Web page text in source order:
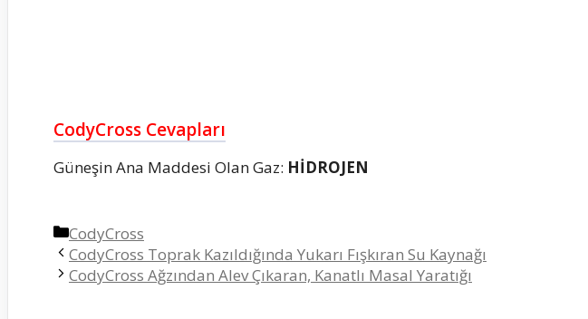
CodyCross Cevapları
Güneşin Ana Maddesi Olan Gaz: HİDROJEN
Kategoriler
CodyCross
CodyCross Toprak Kazıldığında Yukarı Fışkıran Su Kaynağı
CodyCross Ağzından Alev Çıkaran, Kanatlı Masal Yaratığı